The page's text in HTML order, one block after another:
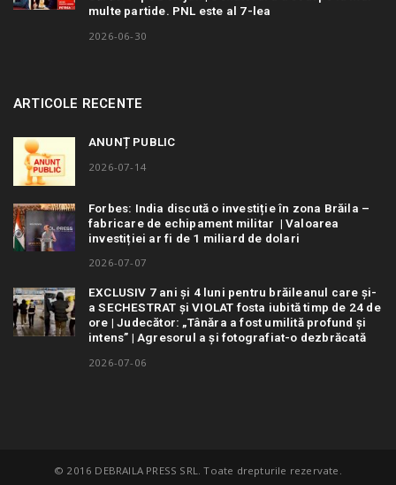
multe partide. PNL este al 7-lea
2026-06-30
ARTICOLE RECENTE
ANUNȚ PUBLIC
2026-07-14
Forbes: India discută o investiție în zona Brăila –
fabricare de echipament militar | Valoarea
investiției ar fi de 1 miliard de dolari
2026-07-07
EXCLUSIV 7 ani și 4 luni pentru brăileanul care și-
a SECHESTRAT și VIOLAT fosta iubită timp de 24 de
ore | Judecător: „Tânăra a fost umilită profund și
intens” | Agresorul a și fotografiat-o dezbrăcată
2026-07-06
© 2016 DEBRAILA PRESS SRL. Toate drepturile rezervate.